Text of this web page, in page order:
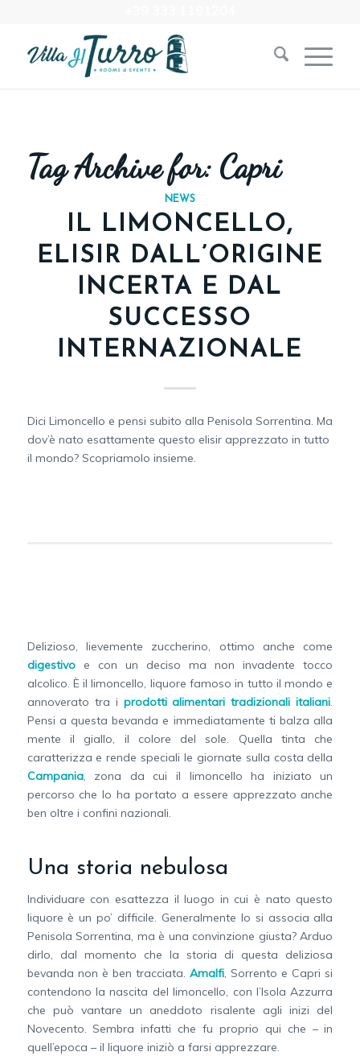
Tag Archive for: Capri
NEWS
IL LIMONCELLO,
ELISIR DALL’ORIGINE
INCERTA E DAL
SUCCESSO
INTERNAZIONALE
Dici Limoncello e pensi subito alla Penisola Sorrentina. Ma
dov’è nato esattamente questo elisir apprezzato in tutto
il mondo? Scopriamolo insieme.
Delizioso, lievemente zuccherino, ottimo anche come
digestivoe con un deciso ma non invadente tocco
alcolico. È il limoncello, liquore famoso in tutto il mondo e
annoverato tra i prodotti alimentari tradizionali italiani.
Pensi a questa bevanda e immediatamente ti balza alla
mente il giallo, il colore del sole. Quella tinta che
caratterizza e rende speciali le giornate sulla costa della
Campania, zona da cui il limoncello ha iniziato un
percorso che lo ha portato a essere apprezzato anche
ben oltre i confini nazionali.
Una storia nebulosa
Individuare con esattezza il luogo in cui è nato questo
liquore è un po’ difficile. Generalmente lo si associa alla
Penisola Sorrentina, ma è una convinzione giusta? Arduo
dirlo, dal momento che la storia di questa deliziosa
bevanda non è ben tracciata.Amalfi, Sorrento e Capri si
contendono la nascita del limoncello, con l’Isola Azzurra
che può vantare un aneddoto risalente agli inizi del
Novecento. Sembra infatti che fu proprio qui che – in
quell’epoca – il liquore iniziò a farsi apprezzare.